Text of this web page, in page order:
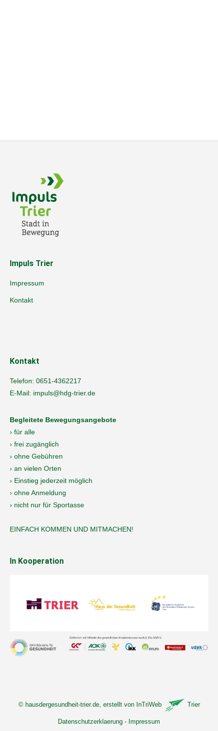
Impuls Trier
Impressum
Kontakt
Kontakt
Telefon: 0651-4362217
E-Mail: impuls@hdg-trier.de
Begleitete Bewegungsangebote
› für alle
› frei zugänglich
› ohne Gebühren
› an vielen Orten
› Einstieg jederzeit möglich
› ohne Anmeldung
› nicht nur für Sportasse
EINFACH KOMMEN UND MITMACHEN!
In Kooperation
© hausdergesundheit-trier.de, erstellt von InTriWeb Trier
Datenschutzerklaerung - Impressum